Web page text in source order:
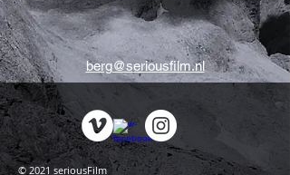
berg@seriousfilm.nl
© 2021 seriousFilm